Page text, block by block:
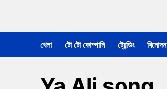
খেলা টো টো কোম্পানি ট্রেন্ডিং বিনোদন